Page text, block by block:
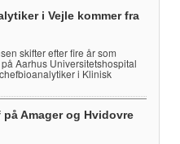
i Vejle kommer fra
skifter efter fire år som
Aarhus Universitetshospital
i Klinisk
på Amager og Hvidovre